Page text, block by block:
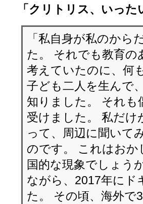
「クリトリス、いっ
「私自身が私のから
た。 それでも教育
考えていたのに、何
子ども二人を生んで
知りました。 それも
受けました。 私だ
って、周辺に聞いて
のです。 これはお
国的な現象でしょう
ながら、2017年にド
た。 その頃、海外で